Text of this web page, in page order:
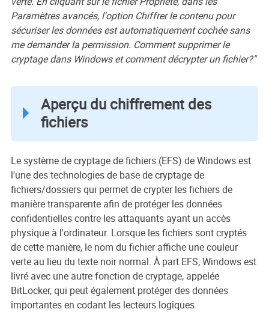
Paramètres avancés, l'option Chiffrer le contenu pour
sécuriser les données est automatiquement cochée sans
me demander la permission. Comment supprimer le
cryptage dans Windows et comment décrypter un fichier?"
Aperçu du chiffrement des
fichiers
Le système de cryptage de fichiers (EFS) de Windows est
l'une des technologies de base de cryptage de
fichiers/dossiers qui permet de crypter les fichiers de
manière transparente afin de protéger les données
confidentielles contre les attaquants ayant un accès
physique à l'ordinateur. Lorsque les fichiers sont cryptés
de cette manière, le nom du fichier affiche une couleur
verte au lieu du texte noir normal. À part EFS, Windows est
livré avec une autre fonction de cryptage, appelée
BitLocker, qui peut également protéger des données
importantes en codant les lecteurs logiques.